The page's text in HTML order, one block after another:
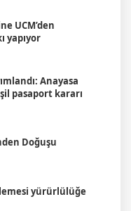
UCM’den
yapıyor
Anayasa
pasaport kararı
Doğuşu
yürürlülüğe